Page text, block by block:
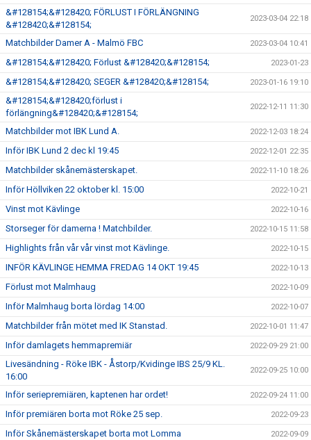
&#128154;&#128420; FÖRLUST I FÖRLÄNGNING
&#128420;&#128154;
2023-03-04 22:18
Matchbilder Damer A - Malmö FBC 2023-03-04 10:41
&#128154;&#128420; Förlust &#128420;&#128154; 2023-01-23
&#128154;&#128420; SEGER &#128420;&#128154; 2023-01-16 19:10
&#128154;&#128420;förlust i
förlängning&#128420;&#128154;
2022-12-11 11:30
Matchbilder mot IBK Lund A. 2022-12-03 18:24
Inför IBK Lund 2 dec kl 19:45 2022-12-01 22:35
Matchbilder skånemästerskapet. 2022-11-10 18:26
Inför Höllviken 22 oktober kl. 15:00 2022-10-21
Vinst mot Kävlinge 2022-10-16
Storseger för damerna ! Matchbilder. 2022-10-15 11:58
Highlights från vår vår vinst mot Kävlinge. 2022-10-15
INFÖR KÄVLINGE HEMMA FREDAG 14 OKT 19:45 2022-10-13
Förlust mot Malmhaug 2022-10-09
Inför Malmhaug borta lördag 14:00 2022-10-07
Matchbilder från mötet med IK Stanstad. 2022-10-01 11:47
Inför damlagets hemmapremiär 2022-09-29 21:00
Livesändning - Röke IBK - Åstorp/Kvidinge IBS 25/9 KL.
16:00
2022-09-25 10:00
Inför seriepremiären, kaptenen har ordet! 2022-09-24 11:00
Inför premiären borta mot Röke 25 sep. 2022-09-23
Inför Skånemästerskapet borta mot Lomma 2022-09-09